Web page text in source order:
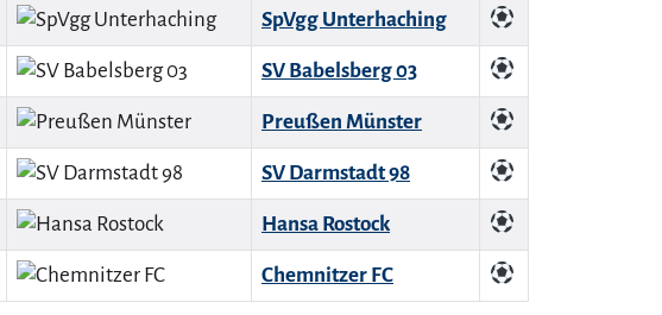
SpVgg Unterhaching
SV Babelsberg 03
Preußen Münster
SV Darmstadt 98
Hansa Rostock
Chemnitzer FC